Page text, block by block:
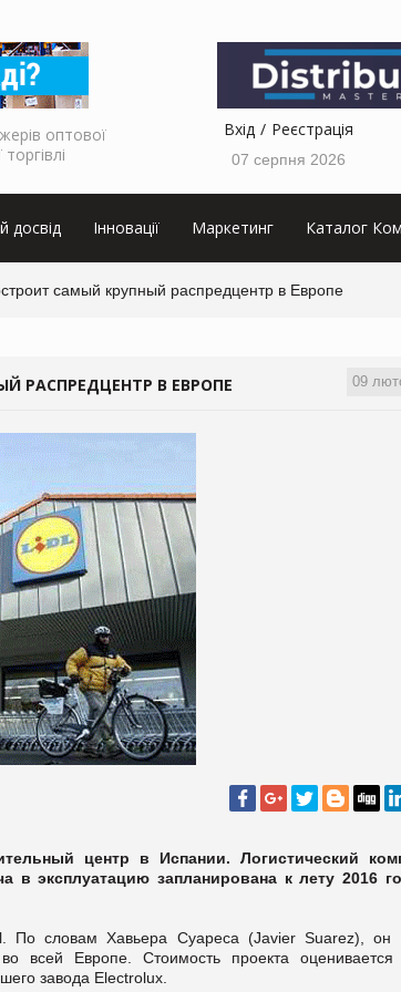
оптової
Вхід Реєстрація
07 серпня 2026
досвід Інновації Маркетинг Каталог
самый крупный распредцентр в Европе
09
РАСПРЕДЦЕНТР В ЕВРОПЕ
центр в Испании. Логистический
эксплуатацию запланирована к лету 2016
По словам Хавьера Суареса (Javier Suarez), он
всей Европе. Стоимость проекта
завода Electrolux.